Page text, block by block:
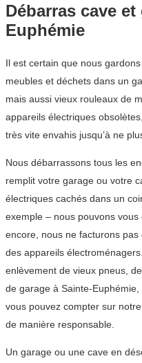
Débarras cave
Euphémie
Il est certain que nous
meubles et déchets dans un
mais aussi vieux rouleaux de
appareils électriques
très vite envahis jusqu’à ne
Nous débarrassons tous les
remplit votre garage ou votre
électriques cachés dans un
exemple – nous pouvons
encore, nous ne facturons pas
des appareils
enlèvement de vieux pneus,
de garage à Sainte-
vous pouvez compter sur
de manière responsable.
Un garage ou une cave en